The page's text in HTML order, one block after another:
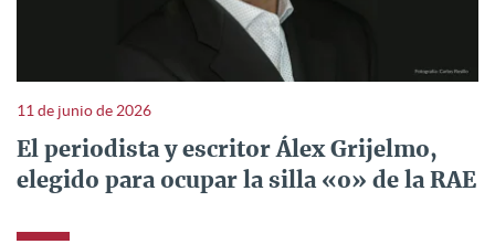
11 de junio de 2026
El periodista y escritor Álex Grijelmo,
elegido para ocupar la silla «o» de la RAE